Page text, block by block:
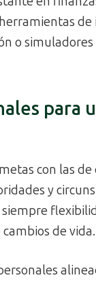
de
o
para
con las de
y
de vida.